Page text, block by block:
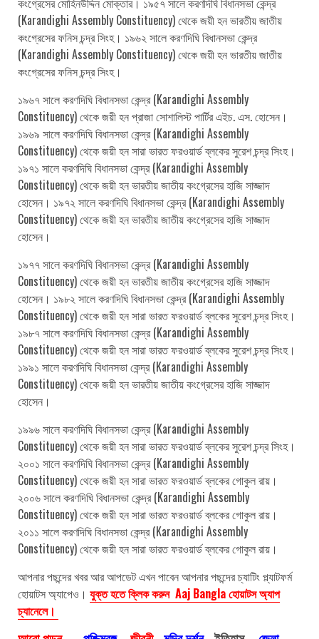
(Karandighi Assembly Constituency) থেকে জয়ী হন ভারতীয় জাতীয়
কংগ্রেসের ফনিস চন্দ্র সিংহ। ১৯৬২ সালে করণদিঘি বিধানসভা কেন্দ্র
(Karandighi Assembly Constituency) থেকে জয়ী হন ভারতীয় জাতীয়
কংগ্রেসের ফনিস চন্দ্র সিংহ।
১৯৬৭ সালে করণদিঘি বিধানসভা কেন্দ্র (Karandighi Assembly
Constituency) থেকে জয়ী হন প্রাজা সোশালিস্ট পার্টির এইচ. এস. হোসেন।
১৯৬৯ সালে করণদিঘি বিধানসভা কেন্দ্র (Karandighi Assembly
Constituency) থেকে জয়ী হন সারা ভারত ফরওয়ার্ড ব্লকের সুরেশ চন্দ্র সিংহ।
১৯৭১ সালে করণদিঘি বিধানসভা কেন্দ্র (Karandighi Assembly
Constituency) থেকে জয়ী হন ভারতীয় জাতীয় কংগ্রেসের হাজি সাজ্জাদ
হোসেন। ১৯৭২ সালে করণদিঘি বিধানসভা কেন্দ্র (Karandighi Assembly
Constituency) থেকে জয়ী হন ভারতীয় জাতীয় কংগ্রেসের হাজি সাজ্জাদ
হোসেন।
১৯৭৭ সালে করণদিঘি বিধানসভা কেন্দ্র (Karandighi Assembly
Constituency) থেকে জয়ী হন ভারতীয় জাতীয় কংগ্রেসের হাজি সাজ্জাদ
হোসেন। ১৯৮২ সালে করণদিঘি বিধানসভা কেন্দ্র (Karandighi Assembly
Constituency) থেকে জয়ী হন সারা ভারত ফরওয়ার্ড ব্লকের সুরেশ চন্দ্র সিংহ।
১৯৮৭ সালে করণদিঘি বিধানসভা কেন্দ্র (Karandighi Assembly
Constituency) থেকে জয়ী হন সারা ভারত ফরওয়ার্ড ব্লকের সুরেশ চন্দ্র সিংহ।
১৯৯১ সালে করণদিঘি বিধানসভা কেন্দ্র (Karandighi Assembly
Constituency) থেকে জয়ী হন ভারতীয় জাতীয় কংগ্রেসের হাজি সাজ্জাদ
হোসেন।
১৯৯৬ সালে করণদিঘি বিধানসভা কেন্দ্র (Karandighi Assembly
Constituency) থেকে জয়ী হন সারা ভারত ফরওয়ার্ড ব্লকের সুরেশ চন্দ্র সিংহ।
২০০১ সালে করণদিঘি বিধানসভা কেন্দ্র (Karandighi Assembly
Constituency) থেকে জয়ী হন সারা ভারত ফরওয়ার্ড ব্লকের গোকুল রায়।
২০০৬ সালে করণদিঘি বিধানসভা কেন্দ্র (Karandighi Assembly
Constituency) থেকে জয়ী হন সারা ভারত ফরওয়ার্ড ব্লকের গোকুল রায়।
২০১১ সালে করণদিঘি বিধানসভা কেন্দ্র (Karandighi Assembly
Constituency) থেকে জয়ী হন সারা ভারত ফরওয়ার্ড ব্লকের গোকুল রায়।
আপনার পছন্দের খবর আর আপডেট এখন পাবেন আপনার পছন্দের চ্যাটিং প্ল্যাটফর্ম
হোয়াটস অ্যাপেও। যুক্ত হতে ক্লিক করুন Aaj Bangla হোয়াটস অ্যাপ
চ্যানেলে।